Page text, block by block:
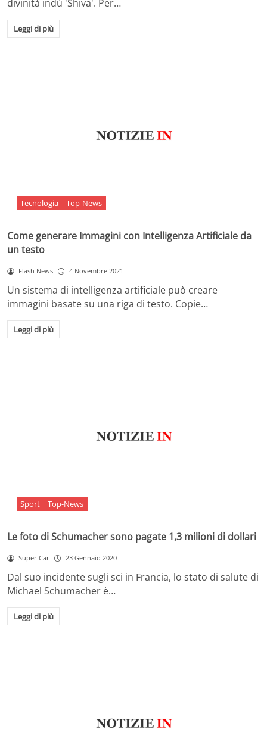
divinità indù 'Shiva'. Per…
Leggi di più
Tecnologia Top-News
Come generare Immagini con Intelligenza Artificiale da
un testo
Flash News 4 Novembre 2021
Un sistema di intelligenza artificiale può creare
immagini basate su una riga di testo. Copie…
Leggi di più
Sport Top-News
Le foto di Schumacher sono pagate 1,3 milioni di dollari
Super Car 23 Gennaio 2020
Dal suo incidente sugli sci in Francia, lo stato di salute di
Michael Schumacher è…
Leggi di più